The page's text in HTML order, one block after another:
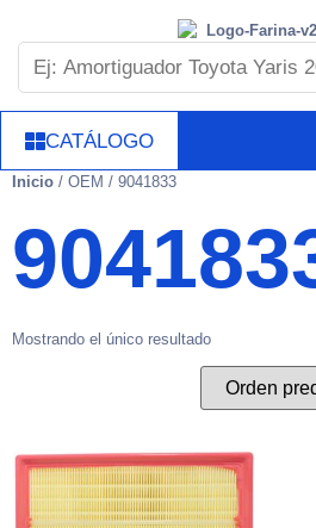
CATÁLOGO
Inicio / OEM / 9041833
Mostrando el único resultado